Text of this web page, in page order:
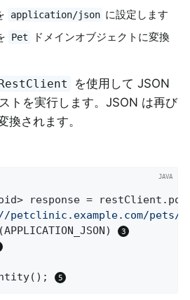
application/json に設定します
Pet
ドメインオブジェクトに変換
を使用して JSON
トを実行します。JSON は再び
されます。
response =
pets/